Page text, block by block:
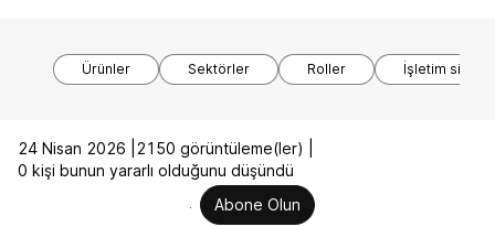
Ürünler Sektörler Roller İşletim
24 Nisan 2026 |
2150 görüntüleme(ler) |
0 kişi bunun yararlı olduğunu düşündü
Abone Olun